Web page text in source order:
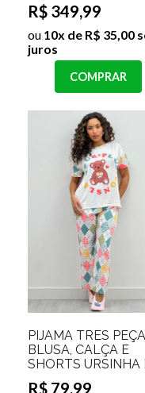
R$ 349,99
ou 10x de R$ 35,00
juros
COMPRAR
PIJAMA TRÊS
BLUSA, CALÇA E
SHORTS URSINHA
R$ 79,99